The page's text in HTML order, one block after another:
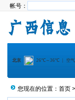
帐号：
您现在的位置： 首页